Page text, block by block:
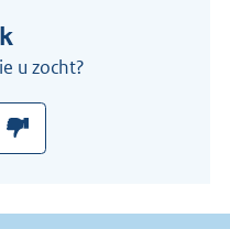
u zocht?